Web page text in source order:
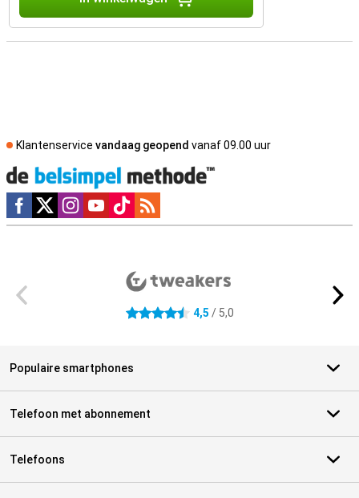
Klantenservice vandaag geopend vanaf 09.00 uur
Social media
4.5 sterren 4,5 / 5,0
Populaire smartphones
Telefoon met abonnement
Telefoons